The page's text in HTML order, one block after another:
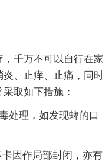
千万不可以自行在家
、止痒、止痛，同时
取如下措施：
处理，如发现蜱的口
因作局部封闭，亦有